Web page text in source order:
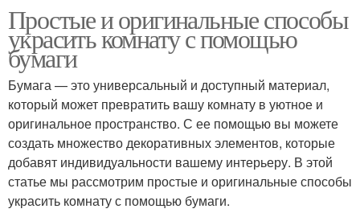
Простые и оригинальные способы
украсить комнату с помощью
бумаги
Бумага — это универсальный и доступный материал,
который может превратить вашу комнату в уютное и
оригинальное пространство. С ее помощью вы можете
создать множество декоративных элементов, которые
добавят индивидуальности вашему интерьеру. В этой
статье мы рассмотрим простые и оригинальные способы
украсить комнату с помощью бумаги.